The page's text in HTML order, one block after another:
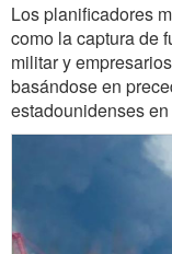
Los planificadores
como la captura de
militar y
basándose en
estadounidenses